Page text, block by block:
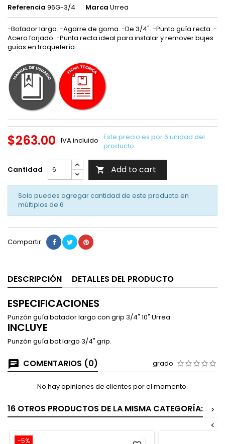
Referencia 96G-3/4 Marca Urrea
-Botador largo. -Agarre de goma. -De 3/4". -Punta guía recta. -
Acero forjado. -Punta recta ideal para instalar y remover bujes
guías en troquelería.
$263.00 IVA incluido Este precio es por 6 unidad del
producto.
Cantidad  Add to cart
Solo puedes agregar cantidad de este producto en
múltiplos de 6
Compartir
DESCRIPCIÓN DETALLES DEL PRODUCTO
ESPECIFICACIONES
Punzón guía botador largo con grip 3/4" 10" Urrea
INCLUYE
Punzón guía bot largo 3/4" grip.
COMENTARIOS (0) grado
No hay opiniones de clientes por el momento.
16 OTROS PRODUCTOS DE LA MISMA CATEGORÍA:
>
<
-5%